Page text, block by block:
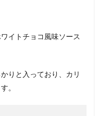
イトチョコ風味ソース
りと入っており、カリ
。